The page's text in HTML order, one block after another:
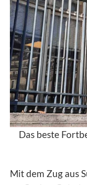
Das beste
Mit dem Zug aus